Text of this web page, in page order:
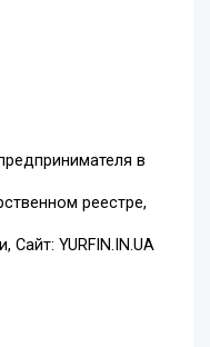
в
реестре,
YURFIN.IN.UA